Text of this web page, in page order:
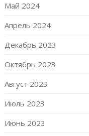
Май 2024
Апрель 2024
Декабрь 2023
Октябрь 2023
Август 2023
Июль 2023
Июнь 2023